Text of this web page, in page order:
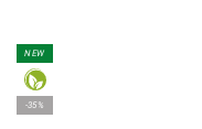
NEW
-35%